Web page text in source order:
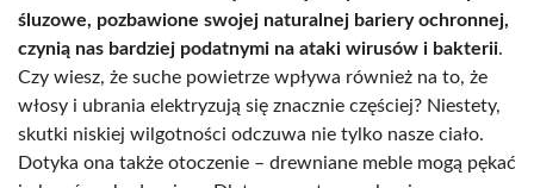
śluzowe, pozbawione swojej naturalnej bariery ochronnej,
czynią nas bardziej podatnymi na ataki wirusów i bakterii.
Czy wiesz, że suche powietrze wpływa również na to, że
włosy i ubrania elektryzują się znacznie częściej? Niestety,
skutki niskiej wilgotności odczuwa nie tylko nasze ciało.
Dotyka ona także otoczenie – drewniane meble mogą pękać